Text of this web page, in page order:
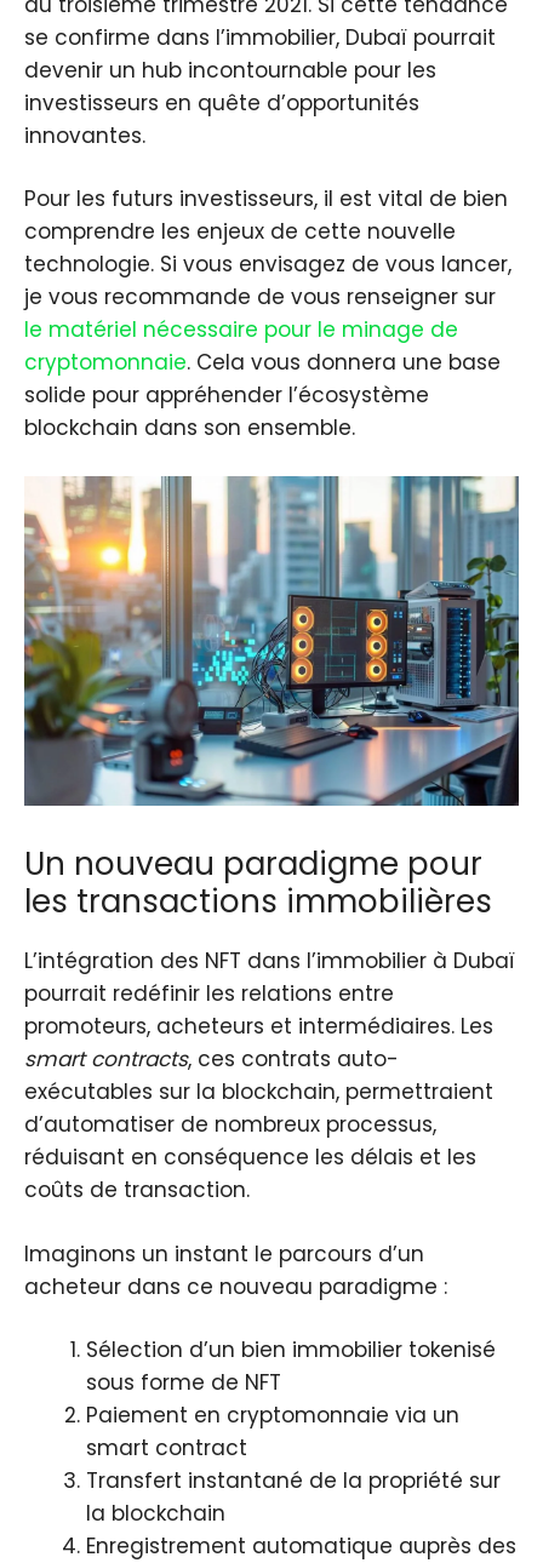
se confirme dans l’immobilier, Dubaï pourrait
devenir un hub incontournable pour les
investisseurs en quête d’opportunités
innovantes.
Pour les futurs investisseurs, il est vital de bien
comprendre les enjeux de cette nouvelle
technologie. Si vous envisagez de vous lancer,
je vous recommande de vous renseigner sur
le matériel nécessaire pour le minage de
cryptomonnaie. Cela vous donnera une base
solide pour appréhender l’écosystème
blockchain dans son ensemble.
Un nouveau paradigme pour
les transactions immobilières
L’intégration des NFT dans l’immobilier à Dubaï
pourrait redéfinir les relations entre
promoteurs, acheteurs et intermédiaires. Les
smart contracts, ces contrats auto-
exécutables sur la blockchain, permettraient
d’automatiser de nombreux processus,
réduisant en conséquence les délais et les
coûts de transaction.
Imaginons un instant le parcours d’un
acheteur dans ce nouveau paradigme :
Sélection d’un bien immobilier tokenisé
sous forme de NFT
Paiement en cryptomonnaie via un
smart contract
Transfert instantané de la propriété sur
la blockchain
Enregistrement automatique auprès des